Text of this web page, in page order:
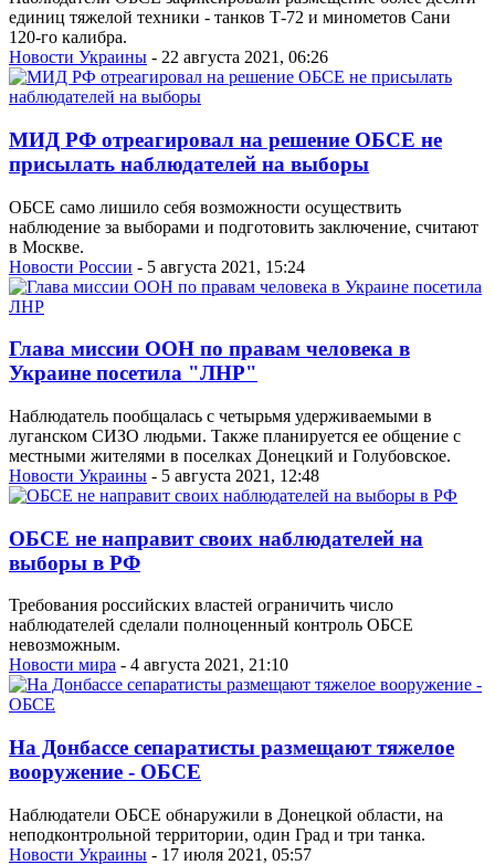
единиц тяжелой техники - танков Т-72 и минометов Сани
120-го калибра.
Новости Украины - 22 августа 2021, 06:26
МИД РФ отреагировал на решение ОБСЕ не
присылать наблюдателей на выборы
ОБСЕ само лишило себя возможности осуществить
наблюдение за выборами и подготовить заключение, считают
в Москве.
Новости России - 5 августа 2021, 15:24
Глава миссии ООН по правам человека в
Украине посетила "ЛНР"
Наблюдатель пообщалась с четырьмя удерживаемыми в
луганском СИЗО людьми. Также планируется ее общение с
местными жителями в поселках Донецкий и Голубовское.
Новости Украины - 5 августа 2021, 12:48
ОБСЕ не направит своих наблюдателей на
выборы в РФ
Требования российских властей ограничить число
наблюдателей сделали полноценный контроль ОБСЕ
невозможным.
Новости мира - 4 августа 2021, 21:10
На Донбассе сепаратисты размещают тяжелое
вооружение - ОБСЕ
Наблюдатели ОБСЕ обнаружили в Донецкой области, на
неподконтрольной территории, один Град и три танка.
Новости Украины - 17 июля 2021, 05:57